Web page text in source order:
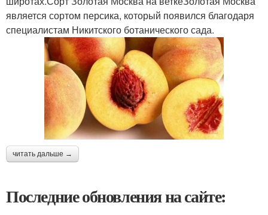
является сортом персика, который появился благодаря
специалистам Никитского ботанического сада.
читать дальше →
Последние обновления на сайте: